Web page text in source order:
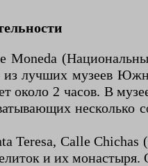
Moneda
из лучших музеев
около 2 часов. В
несколько
Teresa, Calle
и их монастыря.